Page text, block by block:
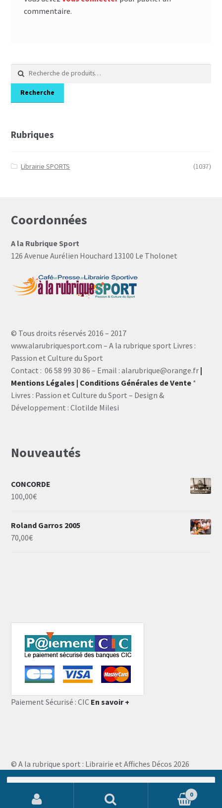
commentaire.
Recherche
pour :
Recherche
Rubriques
Librairie SPORTS (1037)
Coordonnées
A la Rubrique Sport
126 Avenue Aurélien Houchard 13100 Le Tholonet
© Tous droits réservés 2016 – 2017
www.alarubriquesport.com – A la rubrique sport Livres :
Passion et Culture du Sport
Contact : 06 58 99 30 86 – Email : alarubrique@orange.fr |
Mentions Légales | Conditions Générales de Vente *
Livres : Passion et Culture du Sport – Design &
Développement : Clotilde Milesi
Nouveautés
CONCORDE
100,00€
Roland Garros 2005
70,00€
Paiement Sécurisé : CIC En savoir +
© A la rubrique sport : Librairie et Affiches Décos 2026
Storefront designed byWooThemes.
Recherche
0